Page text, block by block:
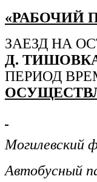
«РАБОЧИЙ
ЗАЕЗД НА
Д. ТИШОВКА
ПЕРИОД
Могилевский
Автобусный